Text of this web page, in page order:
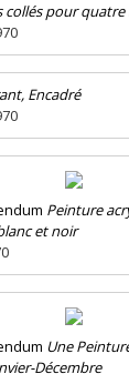
collés pour
Encadré
Peinture
et noir
Une
Décembre